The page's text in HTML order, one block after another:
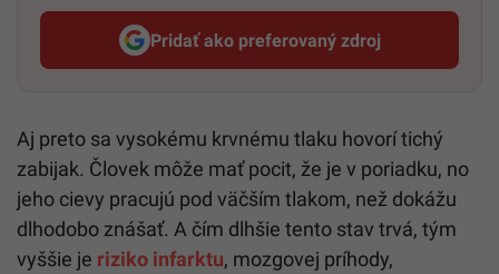
Pridať ako preferovaný zdroj
Startitup, odkaz sa otvorí v
Aj preto sa vysokému krvnému tlaku hovorí tichý
zabijak. Človek môže mať pocit, že je v poriadku, no
jeho cievy pracujú pod väčším tlakom, než dokážu
dlhodobo znášať. A čím dlhšie tento stav trvá, tým
vyššie je riziko infarktu, mozgovej príhody,